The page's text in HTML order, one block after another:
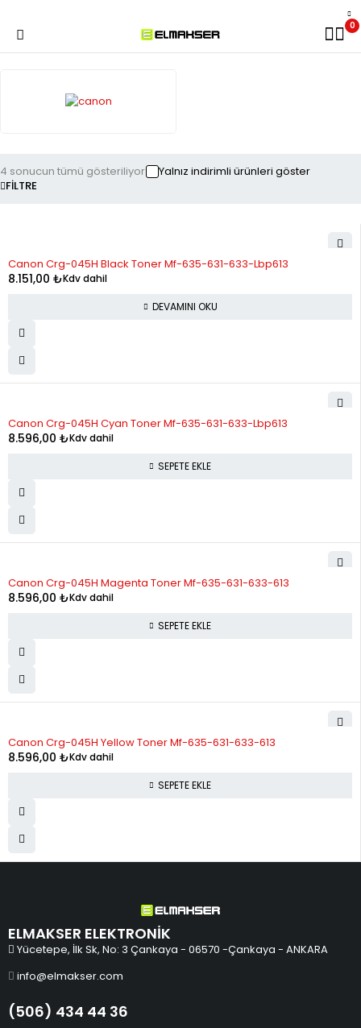
0
FILTRE
4 sonucun tümü gösteriliyor Yalnız indirimli ürünleri göster
Canon Crg-045H Black Toner Mf-635-631-633-Lbp613
8.151,00 ₺Kdv dahil
DEVAMINI OKU
Canon Crg-045H Cyan Toner Mf-635-631-633-Lbp613
8.596,00 ₺Kdv dahil
SEPETE EKLE
Canon Crg-045H Magenta Toner Mf-635-631-633-613
8.596,00 ₺Kdv dahil
SEPETE EKLE
Canon Crg-045H Yellow Toner Mf-635-631-633-613
8.596,00 ₺Kdv dahil
SEPETE EKLE
ELMAKSER ELEKTRONİK
Yücetepe, İlk Sk, No: 3 Çankaya - 06570 -Çankaya - ANKARA
info@elmakser.com
(506) 434 44 36